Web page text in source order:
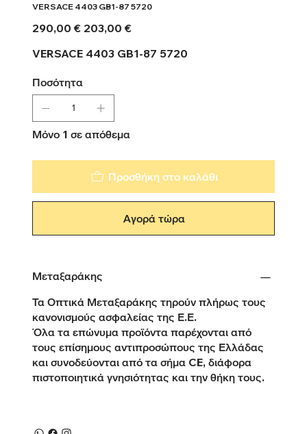
VERSACE 4403 GB1-87 5720
Αρχική
τιμή
290,00 € Τιμή
έκπτωσης
203,00 €
VERSACE 4403 GB1-87 5720
Ποσότητα
Μόνο 1 σε απόθεμα
Προσθήκη στο καλάθι
Αγορά τώρα
Μεταξαράκης
Τα Οπτικά Μεταξαράκης τηρούν πλήρως τους
κανονισμούς ασφαλείας της Ε.Ε.
Όλα τα επώνυμα προϊόντα παρέχονται από
τους επίσημους αντιπροσώπους της Ελλάδας
και συνοδεύονται από τα σήμα CE, διάφορα
πιστοποιητικά γνησιότητας και την θήκη τους.